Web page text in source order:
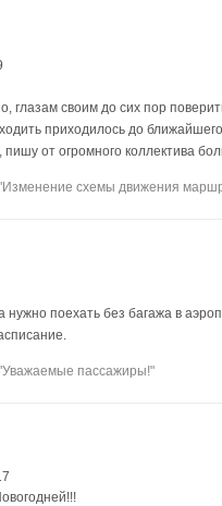
глазам своим до сих пор
приходилось до
пишу от огромного коллектива
схемы движения
нужно поехать без багажа в
пассажиры!"